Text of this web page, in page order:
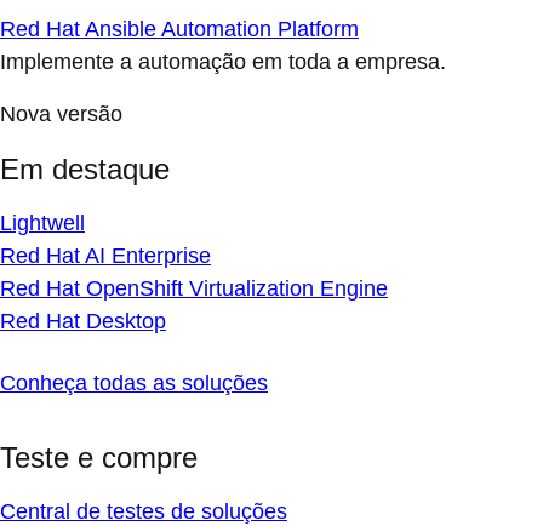
Red Hat Ansible Automation Platform
Implemente a automação em toda a empresa.
Nova versão
Em destaque
Lightwell
Red Hat AI Enterprise
Red Hat OpenShift Virtualization Engine
Red Hat Desktop
Conheça todas as soluções
Teste e compre
Central de testes de soluções